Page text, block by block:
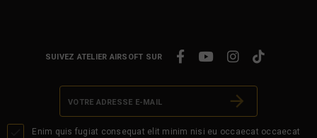
Enim quis fugiat consequat elit minim nisi eu occaecat occaecat
SUIVEZ ATELIER AIRSOFT SUR